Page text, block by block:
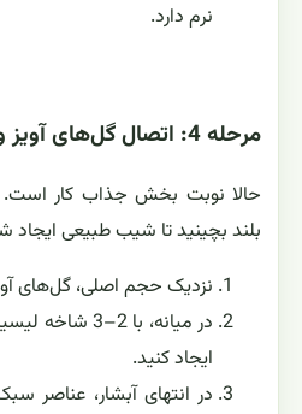
نرم دارد.
مرحله 4: اتصال گل‌های آویز و ایجاد حرکت آبشار
حالا نوبت بخش جذاب کار است.
بلند بچینید تا شیب طبیعی ایجاد
نزدیک حجم اصلی، گل‌های
در میانه، با
ایجاد کنید.
در انتهای آبشار، عناصر